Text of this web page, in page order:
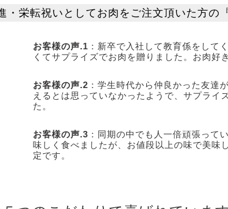
・栄転祝いとしてお肉をご注文頂いた方の
お客様の声.1 ：新卒で入社して教育係をして
くてサプライズでお肉を贈りました。お肉好
お客様の声.2 ：学生時代から仲良かった友達
えるとは思っていなかったようで、サプライ
た。
お客様の声.3 ：同期の中でも人一倍頑張って
味しく食べましたが、お値段以上の味で美味
定です。